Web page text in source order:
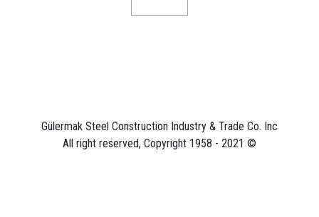
Gülermak Steel Construction Industry & Trade Co. Inc
All right reserved, Copyright 1958 - 2021 ©